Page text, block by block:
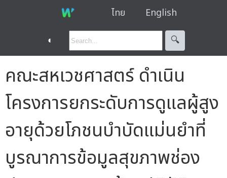
ไทย English
◐ 🔍︎
คณะสหเวชศาสตร์ ดำเนิน
โครงการยกระดับการดูแลผู้สูง
อายุด้วยโภชนบำบัดแม่นยำที่
บูรณาการข้อมูลสุขภาพช่อง